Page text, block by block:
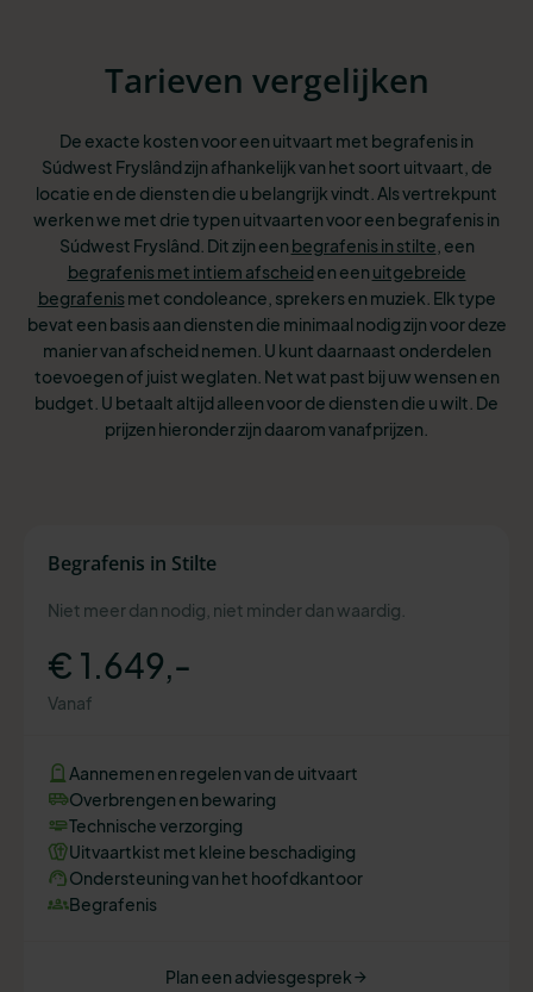
Tarieven vergelijken
De exacte kosten voor een uitvaart met begrafenis in
Súdwest Fryslând zijn afhankelijk van het soort uitvaart, de
locatie en de diensten die u belangrijk vindt. Als vertrekpunt
werken we met drie typen uitvaarten voor een begrafenis in
Súdwest Fryslând. Ditzijn een begrafenis in stilte , een
begrafenis met intiem afscheid en een uitgebreide
begrafenismet condoleance, sprekers en muziek. Elk type
bevat een basis aan diensten die minimaal nodig zijn voor deze
manier van afscheid nemen. U kunt daarnaast onderdelen
toevoegen of juist weglaten. Net wat past bij uw wensen en
budget. U betaalt altijd alleen voor de diensten die u wilt. De
prijzen hieronder zijn daarom vanafprijzen.
Begrafenis in Stilte
Niet meer dan nodig, niet minder dan waardig.
€ 1.649,-
Vanaf
Aannemen en regelen van de uitvaart
Overbrengen en bewaring
Technische verzorging
Uitvaartkist met kleine beschadiging
Ondersteuning van het hoofdkantoor
Begrafenis
Plan een adviesgesprek